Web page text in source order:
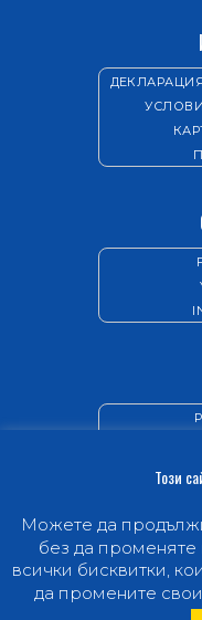
© 1997-2026
която ще
Този
Можете да
без да променяте
всички бисквитки,
да промените